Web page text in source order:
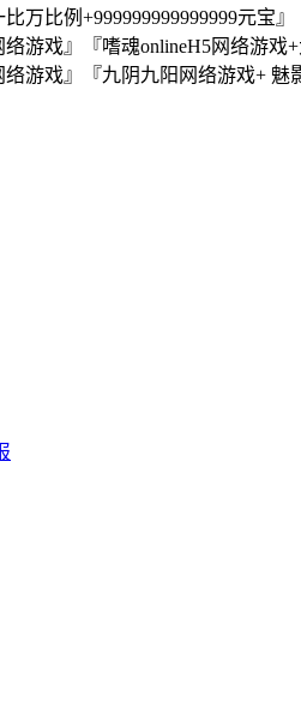
万比例+999999999999999元宝』
络游戏』『嗜魂onlineH5网络游戏
络游戏』『九阴九阳网络游戏+